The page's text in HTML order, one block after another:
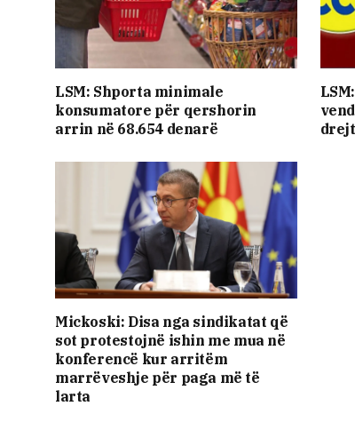
LSM: Shporta minimale
konsumatore për qershorin
arrin në 68.654 denarë
Mickoski: Disa nga sindikatat që
sot protestojnë ishin me mua në
konferencë kur arritëm
marrëveshje për paga më të
larta